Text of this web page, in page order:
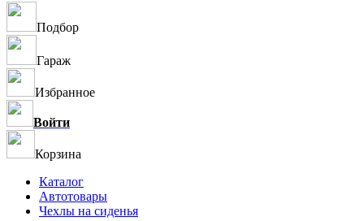
Подбор
Гараж
Избранное
Войти
Корзина
Каталог
Автотовары
Чехлы на сиденья